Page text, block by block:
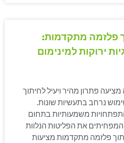
פלזמה מתקדמות:
ירוקות למינימום
מציעה פתרון מהיר ויעיל לחיתוך
נרחב בתעשיות שונות.
משמעותיות בתחום
את הפליטות הנלוות
פלזמה מתקדמות מציעות